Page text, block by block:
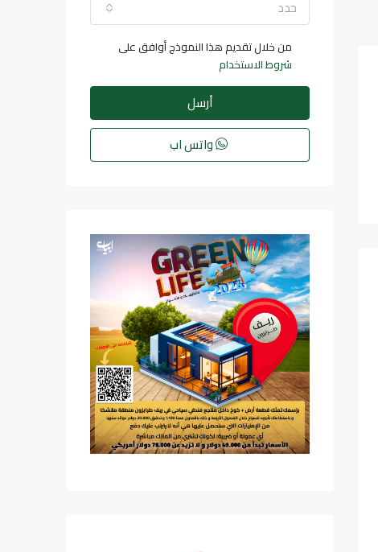
حدد
من خلال تقديم هذا النموذج أوافق على
شروط الاستخدام
أرسل
واتس اب